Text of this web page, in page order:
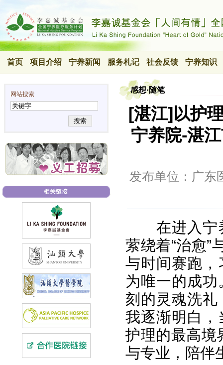
首页 项目介绍 宁养新闻 服务札记 社会反馈 宁养知识
网站搜索
搜索
感想·随笔
[湛江]以护
宁养院-湛
发布单位：广东
在进入宁
萦绕着“治愈”
与时间赛跑
为唯一的成
刻的灵魂洗
我逐渐明白
护理的最高境
与专业，陪伴